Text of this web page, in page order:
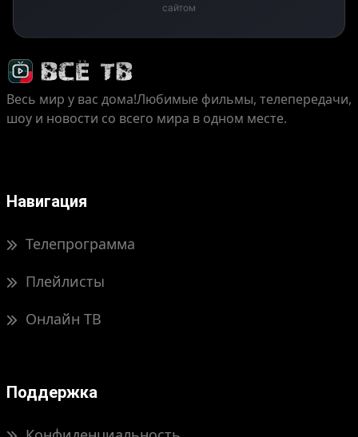
Весь мир у вас дома!Любимые фильмы, телепередачи,
шоу и новости со всего мира в одном месте.
Навигация
Телепрограмма
Плейлисты
Онлайн ТВ
Поддержка
сайтом